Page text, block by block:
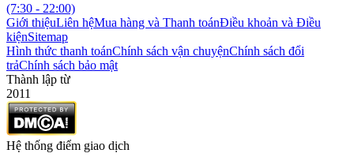
(7:30 - 22:00)
Giới thiệuLiên hệMua hàng và Thanh toánĐiều khoản và Điều
kiệnSitemap
Hình thức thanh toánChính sách vận chuyệnChính sách đổi
trảChính sách bảo mật
Thành lập từ
2011
Hệ thống điểm giao dịch